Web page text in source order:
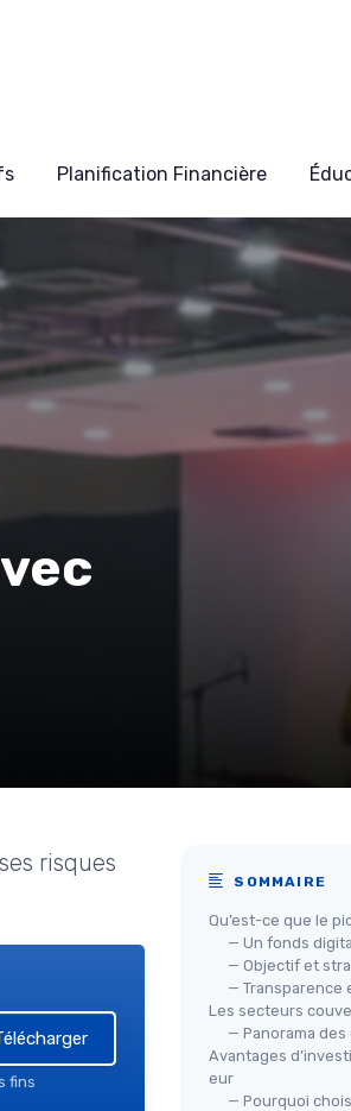
Planification Financière
risques
fins
SOMMAIRE
Qu’est-ce que le
— Un fonds
— Objectif et
— Transparence
Les secteurs
— Panorama
Avantages
eur
— Pourquoi